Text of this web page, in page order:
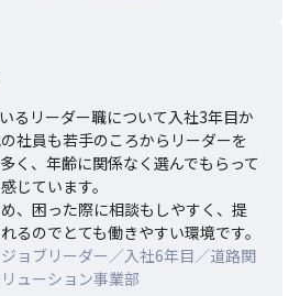
るリーダー職について入社3年目か
社員も若手のころからリーダーを
く、年齢に関係なく選んでもらって
じています。
、困った際に相談もしやすく、提
るのでとても働きやすい環境です。
ョブリーダー／入社6年目／道路関
ューション事業部